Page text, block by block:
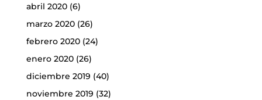
abril 2020(6)
marzo 2020(26)
febrero 2020(24)
enero 2020(26)
diciembre 2019 (40)
noviembre 2019 (32)